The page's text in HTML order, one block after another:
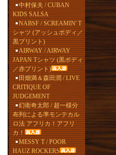
中村保夫 / CUBAN
KIDS SALSA
NABSF / SCREAMIN' T
シャツ (アッシュボディ／
黒プリント)
AIRWAY / AIRWAY
JAPAN Tシャツ (黒ボディ
／赤プリント)
田畑満＆森田潤 / LIVE
CRITIQUE OF
JUDGEMENT
幻衛奇太郎 / 超一様分
布列による準モンテカル
ロ法 アフリカ！アフリ
カ！
MESSY T / POOR
HAUZ ROCKERS